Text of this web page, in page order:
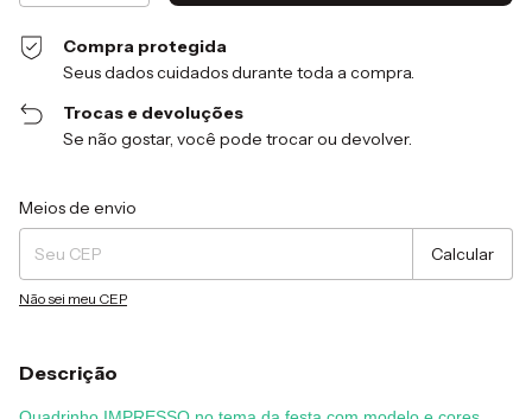
Compra protegida
Seus dados cuidados durante toda a compra.
Trocas e devoluções
Se não gostar, você pode trocar ou devolver.
Entregas para o CEP:
Meios de envio
Calcular
Não sei meu CEP
Descrição